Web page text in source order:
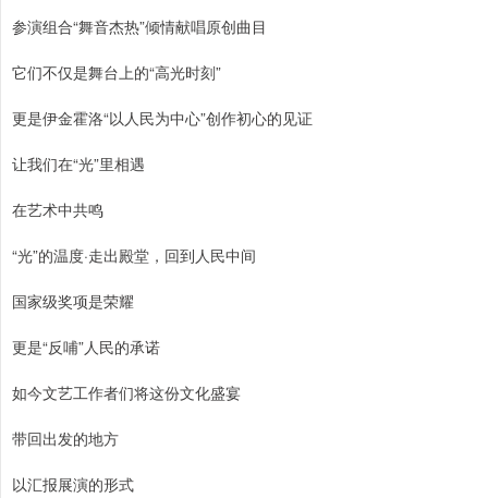
参演组合“舞音杰热”倾情献唱原创曲目
它们不仅是舞台上的“高光时刻”
更是伊金霍洛“以人民为中心”创作初心的见证
让我们在“光”里相遇
在艺术中共鸣
“光”的温度·走出殿堂，回到人民中间
国家级奖项是荣耀
更是“反哺”人民的承诺
如今文艺工作者们将这份文化盛宴
带回出发的地方
以汇报展演的形式